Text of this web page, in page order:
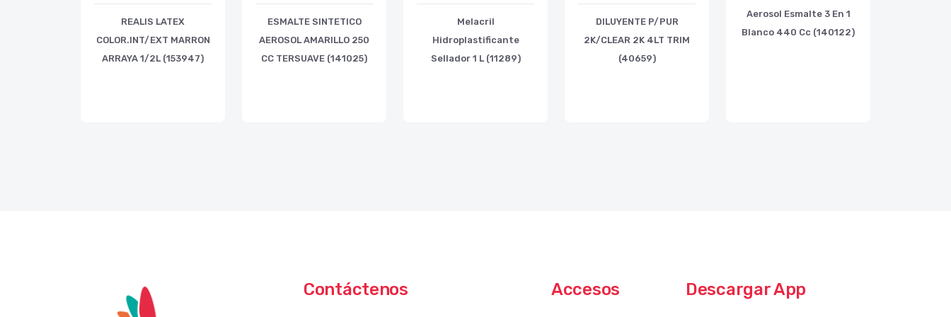
REALIS LATEX
COLOR.INT/EXT MARRON
ARRAYA 1/2L (153947)
ESMALTE SINTETICO
AEROSOL AMARILLO 250
CC TERSUAVE (141025)
Melacril
Hidroplastificante
Sellador 1 L (11289)
DILUYENTE P/PUR
2K/CLEAR 2K 4LT TRIM
(40659)
Aerosol Esmalte 3 En 1
Blanco 440 Cc (140122)
Contáctenos Accesos Descargar App